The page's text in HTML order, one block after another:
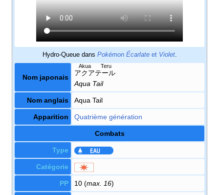
Hydro-Queue dans Pokémon Écarlateet Violet.
Nom japonais
アクアテール
Akua Teru
Aqua Tail
Nom anglais Aqua Tail
Apparition Quatrième génération
Combats
Type
Catégorie
PP 10 (max. 16)